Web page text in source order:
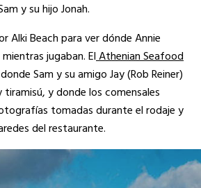
y su hijo Jonah.
Alki Beach para ver dónde Annie
jugaban. ElAthenian Seafood
Sam y su amigo Jay (Rob Reiner)
tiramisú, y donde los comensales
tomadas durante el rodaje y
del restaurante.